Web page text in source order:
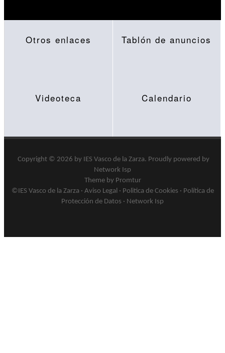
Otros enlaces Tablón de anuncios
Videoteca Calendario
Copyright © 2026 by IES Vasco de la Zarza. Proudly powered by
Network Isp
Theme by Promtur
©IES Vasco de la Zarza · Aviso Legal · Politica de Cookies · Política de
Protección de Datos · Network Isp